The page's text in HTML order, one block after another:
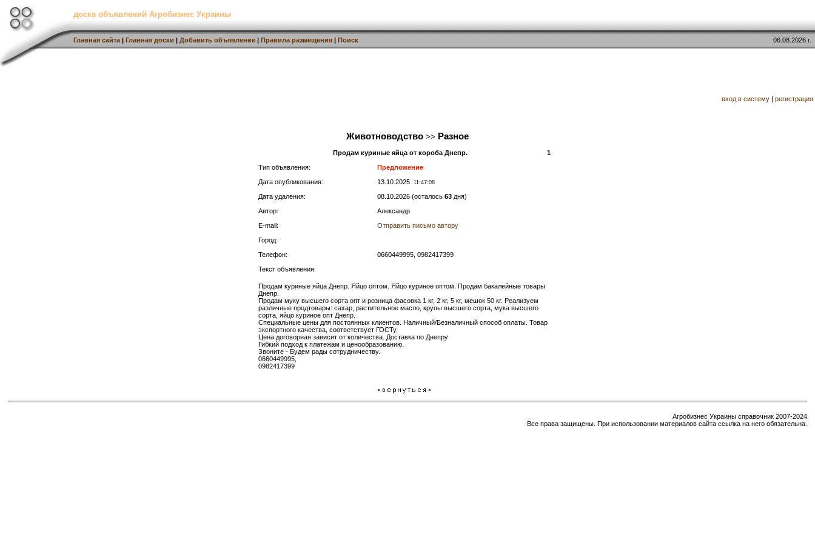
доска объявлений Агробизнес Украины
Главная сайта | Главная доски | Добавить объявление | Правила размещения | Поиск 06.08.2026 г.
вход в систему | регистрация
Животноводство >> Разное
Продам куриные яйца от короба Днепр.
1
Тип объявления:
Предложение
Дата опубликования:
13.10.2025 11:47:08
Дата удаления: 08.10.2026 (осталось 63 дня)
Автор:
Александр
E-mail:
Отправить письмо автору
Город:
Телефон:
0660449995, 0982417399
Текст объявления:
Продам куриные яйца Днепр. Яйцо оптом. Яйцо куриное оптом. Продам бакалейные товары
Днепр.
Продам муку высшего сорта опт и розница фасовка 1 кг, 2 кг, 5 кг, мешок 50 кг. Реализуем
различные продтовары: сахар, растительное масло, крупы высшего сорта, мука высшего
сорта, яйцо куриное опт Днепр.
Специальные цены для постоянных клиентов. Наличный/Безналичный способ оплаты. Товар
экспортного качества, соответствует ГОСТу.
Цена договорная зависит от количества. Доставка по Днепру
Гибкий подход к платежам и ценообразованию.
Звоните - Будем рады сотрудничеству.
0660449995,
0982417399
Агробизнес Украины справочник 2007-2024
Все права защищены. При использовании материалов сайта ссылка на него обязательна.